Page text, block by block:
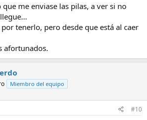
que me enviase las pilas, a ver si no
tenerlo, pero desde que está al caer
afortunados.
Miembro del equipo
#10